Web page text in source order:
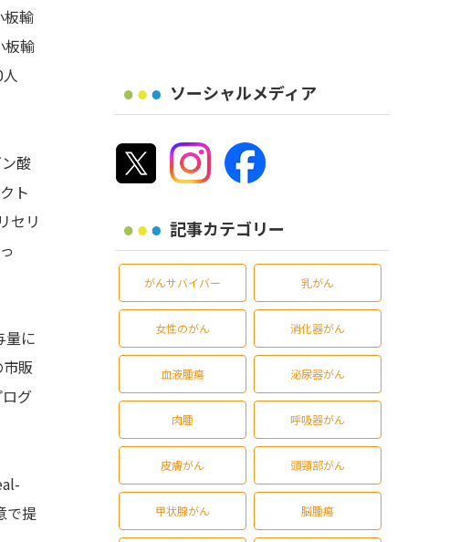
板輸
板輸
酸
ト
セリ
量に
販
グ
で提
ソーシャルメディア
記事カテゴリー
がんサバイバー 乳がん
女性のがん 消化器がん
血液腫瘍 泌尿器がん
肉腫 呼吸器がん
皮膚がん 頭頸部がん
甲状腺がん 脳腫瘍